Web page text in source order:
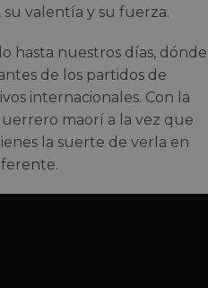
valentía y su fuerza.
hasta nuestros días, dónde
de los partidos de
internacionales. Con la
maorí a la vez que
la suerte de verla en